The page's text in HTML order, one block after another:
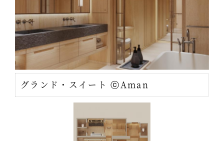
グランド・スイート ⓒAman